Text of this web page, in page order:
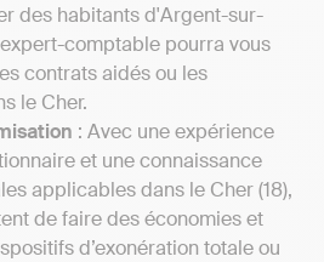
des habitants d'Argent-sur-
comptable pourra vous
contrats aidés ou les
le Cher.
: Avec une expérience
et une connaissance
applicables dans le Cher (18),
de faire des économies et
d’exonération totale ou